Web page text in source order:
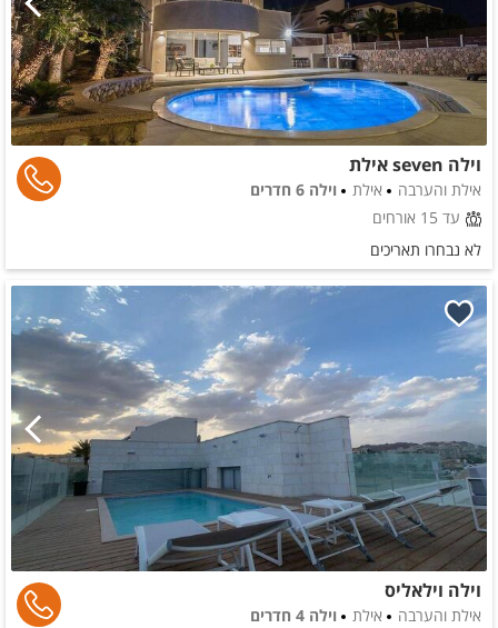
וילה seven אילת
אילת והערבה אילת
וילה 6 חדרים
עד 15 אורחים
לא נבחרו תאריכים
וילה וילאליס
אילת והערבה אילת
וילה 4 חדרים